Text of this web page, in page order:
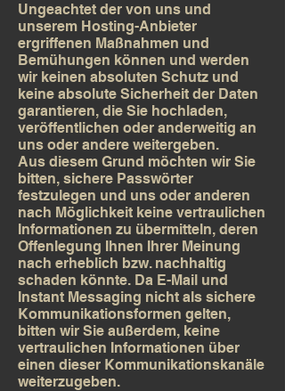
Ungeachtet der von uns und
unserem Hosting-Anbieter
ergriffenen Maßnahmen und
Bemühungen können und werden
wir keinen absoluten Schutz und
keine absolute Sicherheit der Daten
garantieren, die Sie hochladen,
veröffentlichen oder anderweitig an
uns oder andere weitergeben.
Aus diesem Grund möchten wir Sie
bitten, sichere Passwörter
festzulegen und uns oder anderen
nach Möglichkeit keine vertraulichen
Informationen zu übermitteln, deren
Offenlegung Ihnen Ihrer Meinung
nach erheblich bzw. nachhaltig
schaden könnte. Da E-Mail und
Instant Messaging nicht als sichere
Kommunikationsformen gelten,
bitten wir Sie außerdem, keine
vertraulichen Informationen über
einen dieser Kommunikationskanäle
weiterzugeben.